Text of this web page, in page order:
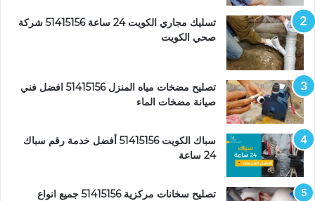
تسليك مجاري الكويت 24 ساعة 51415156 شركة
صحي الكويت
تصليح مضخات مياه المنزل 51415156 افضل فني
صيانة مضخات الماء
سباك الكويت 51415156 أفضل خدمة رقم سباك
24 ساعة
تصليح سخانات مركزية 51415156 جميع انواع